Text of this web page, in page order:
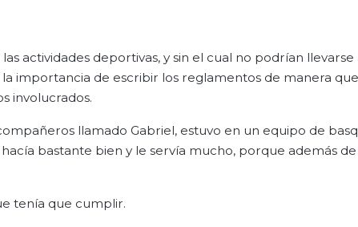
actividades deportivas, y sin el cual no podrían
importancia de escribir los reglamentos de manera
involucrados.
llamado Gabriel, estuvo en un equipo de
bastante bien y le servía mucho, porque además de
tenía que cumplir.